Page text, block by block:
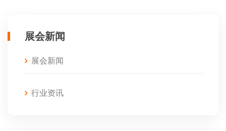
展会新闻
展会新闻
行业资讯